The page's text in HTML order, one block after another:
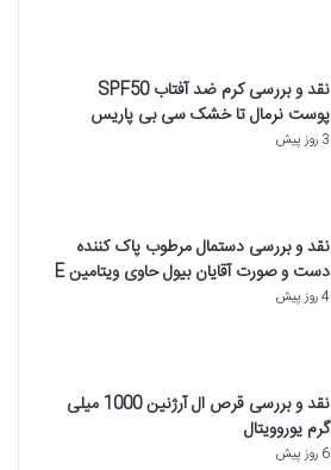
نقد و بررسی کرم ضد آفتاب SPF50
پوست نرمال تا خشک سی بی پاریس
3 روز پیش
نقد و بررسی دستمال مرطوب پاک کننده
دست و صورت آقایان بیول حاوی ویتامین E
4 روز پیش
نقد و بررسی قرص ال آرژنین 1000 میلی
گرم یوروویتال
6 روز پیش